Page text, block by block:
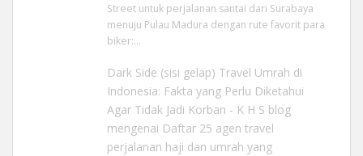
Street untuk perjalanan santai dari Surabaya
menuju Pulau Madura dengan rute favorit para
biker:…
Dark Side (sisi gelap) Travel Umrah di
Indonesia: Fakta yang Perlu Diketahui
Agar Tidak Jadi Korban - K H S blog
mengenai Daftar 25 agen travel
perjalanan haji dan umrah yang